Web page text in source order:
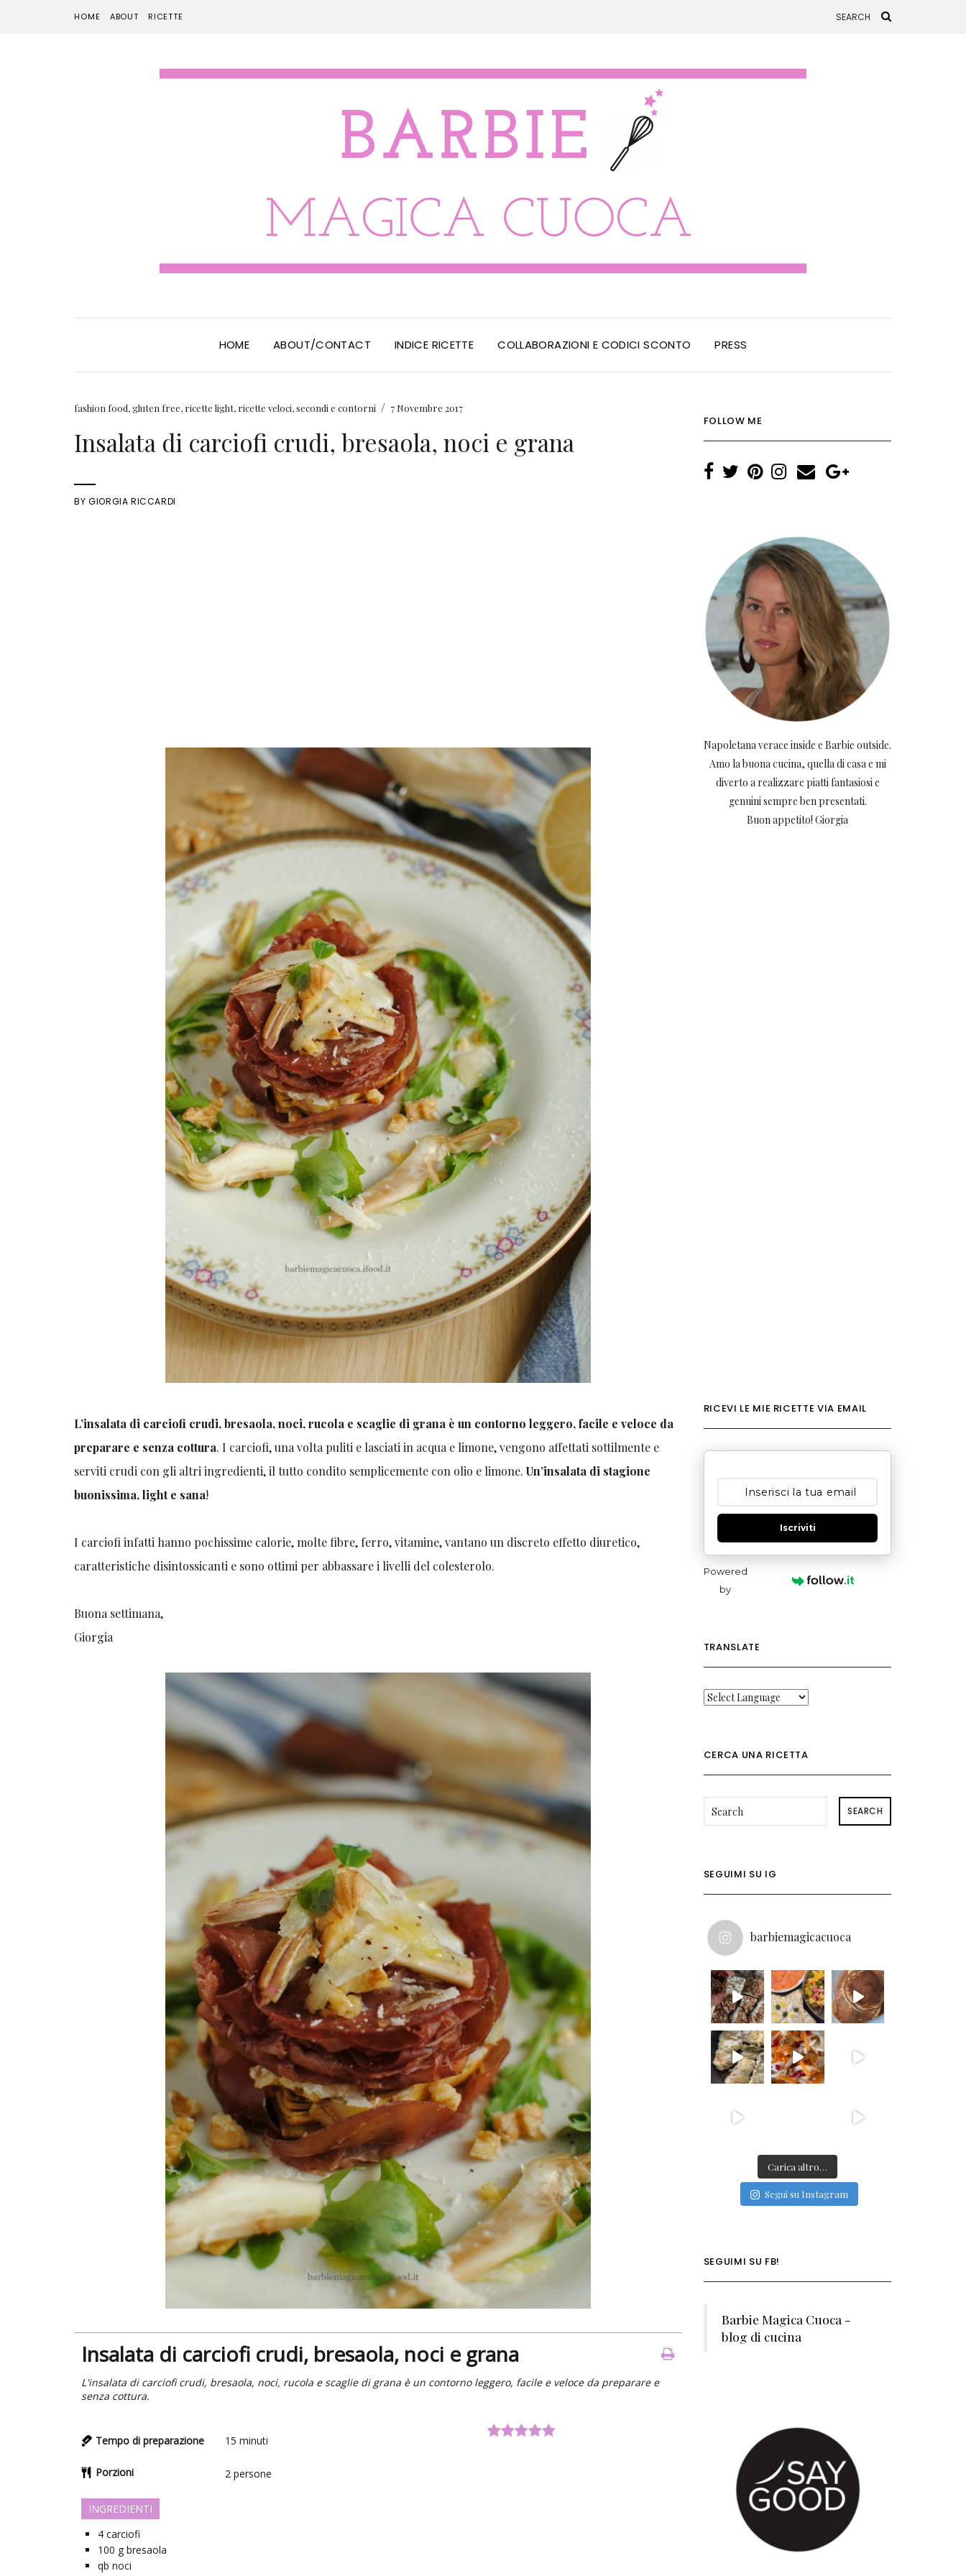
HOME ABOUT RICETTE
HOME ABOUT/CONTACT INDICE RICETTE COLLABORAZIONI E CODICI SCONTO PRESS
fashion food,gluten free, ricette light, ricette veloci,secondi e contorni / 7 Novembre 2017
Insalata di carciofi crudi, bresaola, noci e grana
BYGIORGIA RICCARDI
L’insalata di carciofi crudi, bresaola, noci, rucola e scaglie di grana è un contorno leggero, facile e veloce da
preparare e senza cottura. I carciofi, una volta puliti e lasciati in acqua e limone, vengono affettati sottilmente e
serviti crudi con gli altri ingredienti, il tutto condito semplicemente con olio e limone.Un’insalata di stagione
buonissima, light e sana!
I carciofi infatti hanno pochissime calorie, molte fibre, ferro, vitamine, vantano un discreto effetto diuretico,
caratteristiche disintossicanti e sono ottimi per abbassare i livelli del colesterolo.
Buona settimana,
Giorgia
Insalata di carciofi crudi, bresaola, noci e grana
L'insalata di carciofi crudi, bresaola, noci, rucola e scaglie di grana è un contorno leggero, facile e veloce da preparare e
senza cottura.
Tempo di preparazione 15 minuti
Porzioni 2 persone
INGREDIENTI
4 carciofi
100 g bresaola
qb noci
FOLLOW ME
Napoletana verace inside e Barbie outside.
Amo la buona cucina, quella di casa e mi
diverto a realizzare piatti fantasiosi e
genuini sempre ben presentati.
Buon appetito! Giorgia
RICEVI LE MIE RICETTE VIA EMAIL
Iscriviti
Powered
by
TRANSLATE
CERCA UNA RICETTA
SEARCH
SEGUIMI SU IG
barbiemagicacuoca
Carica altro…
Segui su Instagram
SEGUIMI SU FB!
Barbie Magica Cuoca -
blog di cucina